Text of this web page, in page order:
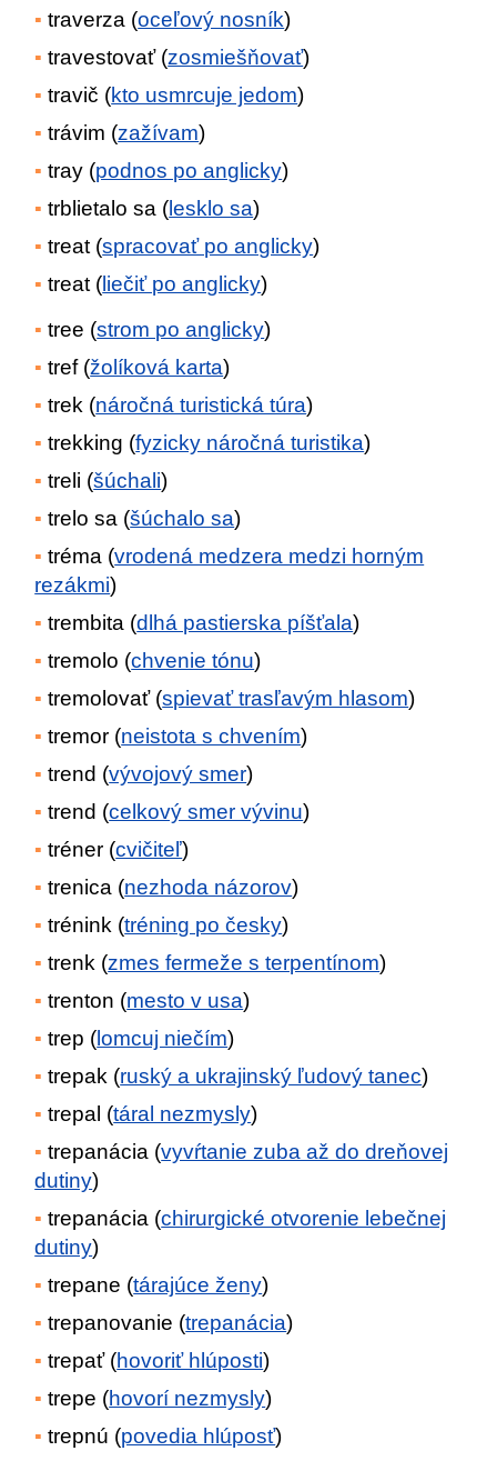
traverza (oceľový nosník)
travestovať (zosmiešňovať)
travič (kto usmrcuje jedom)
trávim (zažívam)
tray (podnos po anglicky)
trblietalo sa (lesklo sa)
treat (spracovať po anglicky)
treat ( liečiť po anglicky)
tree (strom po anglicky)
tref (žolíková karta)
trek (náročná turistická túra)
trekking (fyzicky náročná turistika)
treli (šúchali)
trelo sa (šúchalo sa)
tréma (vrodená medzera medzi horným
rezákmi)
trembita (dlhá pastierska píšťala)
tremolo (chvenie tónu)
tremolovať (spievať trasľavým hlasom)
tremor (neistota s chvením)
trend (vývojový smer)
trend (celkový smer vývinu)
tréner (cvičiteľ)
trenica (nezhoda názorov)
trénink (tréning po česky)
trenk (zmes fermeže s terpentínom)
trenton (mesto v usa)
trep (lomcuj niečím)
trepak (ruský a ukrajinský ľudový tanec)
trepal (táral nezmysly)
trepanácia (vyvŕtanie zuba až do dreňovej
dutiny)
trepanácia (chirurgické otvorenie lebečnej
dutiny)
trepane (tárajúce ženy)
trepanovanie (trepanácia)
trepať (hovoriť hlúposti)
trepe (hovorí nezmysly)
trepnú (povedia hlúposť)